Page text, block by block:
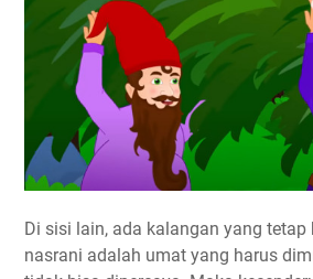
Di sisi lain, ada kalangan yang tetap
nasrani adalah umat yang harus